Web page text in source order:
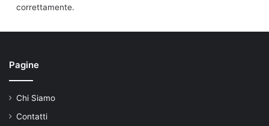
correttamente.
Pagine
Chi Siamo
Contatti